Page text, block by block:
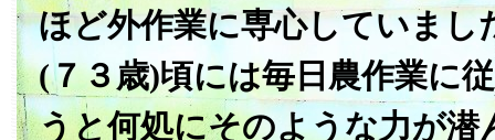
ほど外作業に専心していまし
(７３歳)頃には毎日農作業に
うと何処にそのような力が潜